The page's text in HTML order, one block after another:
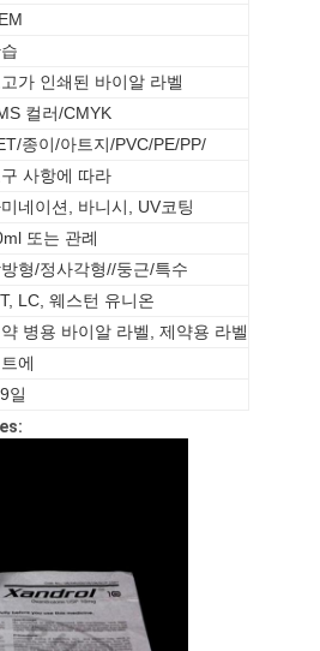
가 인쇄된 바이알 라벨
컬러/CMYK
종이/아트지/PVC/PE/PP/
사항에 따라
네이션, 바니시, UV코팅
또는 관례
형/정사각형//둥근/특수
LC, 웨스턴 유니온
병용 바이알 라벨, 제약용 라벨
에
일